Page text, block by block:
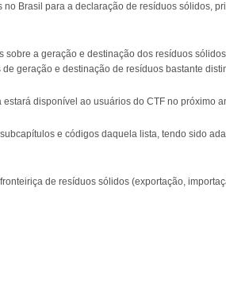
Brasil para a declaração de resíduos sólidos,
a geração e destinação dos resíduos
geração e destinação de resíduos bastante
disponível ao usuários do CTF no próximo
e códigos daquela lista, tendo sido
de resíduos sólidos (exportação,